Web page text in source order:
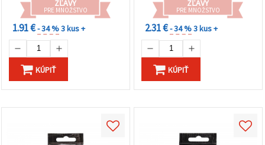
ZĽAVY
PRE MNOŽSTVO
1.91 €- 34 %3 kus +
KÚPIŤ
ZĽAVY
PRE MNOŽSTVO
2.31 €- 34 %3 kus +
KÚPIŤ